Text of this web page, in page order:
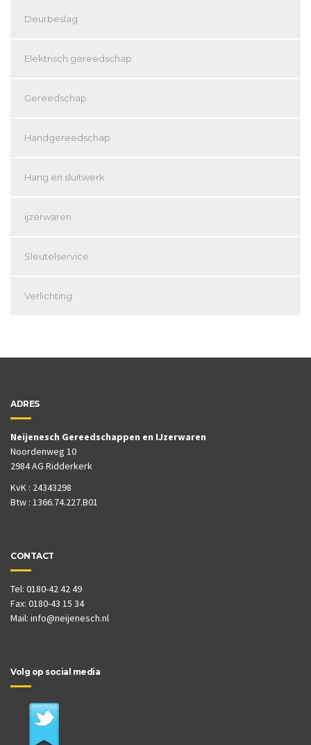
Deurbeslag
Elektrisch gereedschap
Gereedschap
Handgereedschap
Hang en sluitwerk
ijzerwaren
Sleutelservice
Verlichting
ADRES
Neijenesch Gereedschappen en IJzerwaren
Noordenweg 10
2984 AG Ridderkerk
KvK : 24343298
Btw : 1366.74.227.B01
CONTACT
Tel: 0180-42 42 49
Fax: 0180-43 15 34
Mail: info@neijenesch.nl
Volg op social media